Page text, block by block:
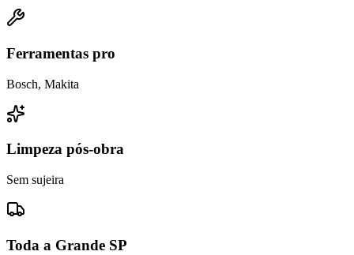
Ferramentas pro
Bosch, Makita
Limpeza pós-obra
Sem sujeira
Toda a Grande SP